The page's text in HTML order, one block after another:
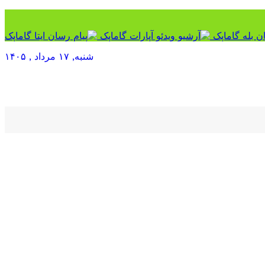
شنبه, ۱۷ مرداد , ۱۴۰۵